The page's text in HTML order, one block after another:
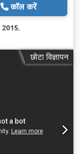
कॉल करें
2015,
छोटा विज्ञापन